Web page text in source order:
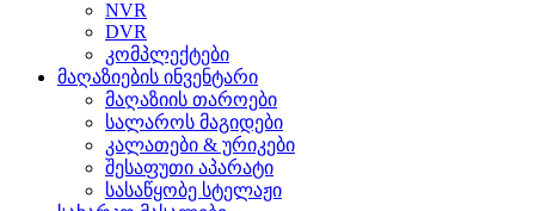
NVR
DVR
კომპლექტები
მაღაზიების ინვენტარი
მაღაზიის თაროები
სალაროს მაგიდები
კალათები & ურიკები
შესაფუთი აპარატი
სასაწყობე სტელაჟი